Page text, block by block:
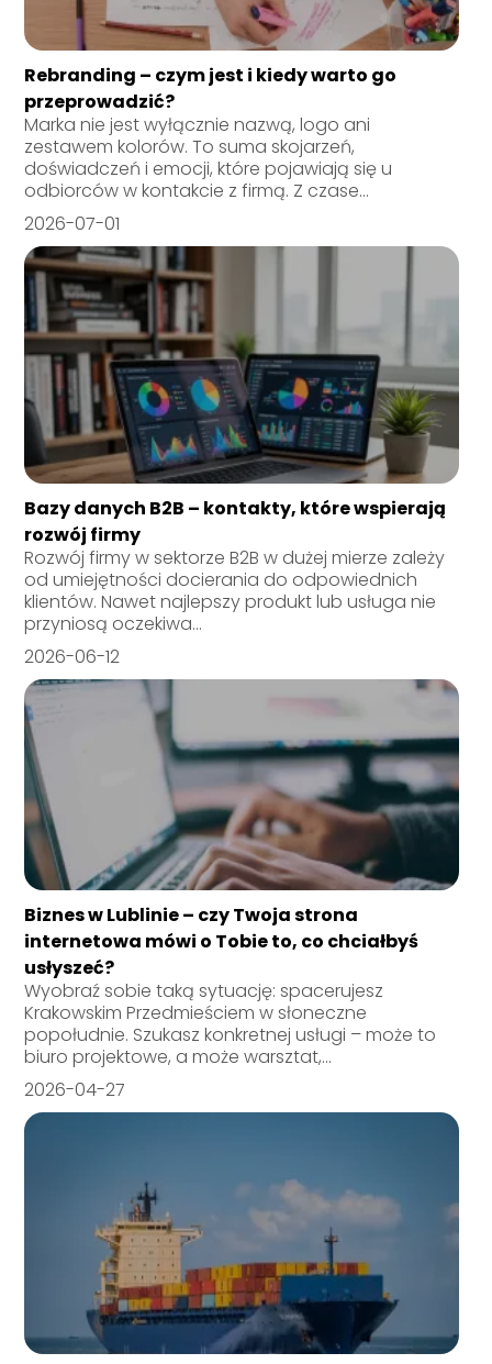
Rebranding – czym jest i kiedy warto go
przeprowadzić?
Marka nie jest wyłącznie nazwą, logo ani
zestawem kolorów. To suma skojarzeń,
doświadczeń i emocji, które pojawiają się u
odbiorców w kontakcie z firmą. Z czase...
2026-07-01
Bazy danych B2B – kontakty, które wspierają
rozwój firmy
Rozwój firmy w sektorze B2B w dużej mierze zależy
od umiejętności docierania do odpowiednich
klientów. Nawet najlepszy produkt lub usługa nie
przyniosą oczekiwa...
2026-06-12
Biznes w Lublinie – czy Twoja strona
internetowa mówi o Tobie to, co chciałbyś
usłyszeć?
Wyobraź sobie taką sytuację: spacerujesz
Krakowskim Przedmieściem w słoneczne
popołudnie. Szukasz konkretnej usługi – może to
biuro projektowe, a może warsztat,...
2026-04-27